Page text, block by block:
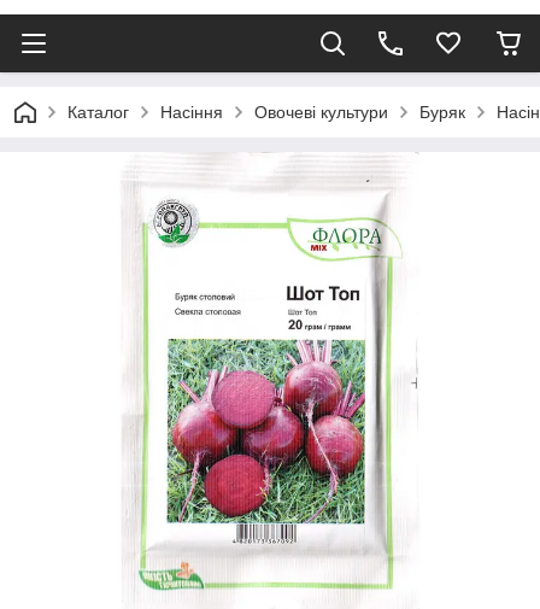
Каталог Насіння Овочеві культури Буряк